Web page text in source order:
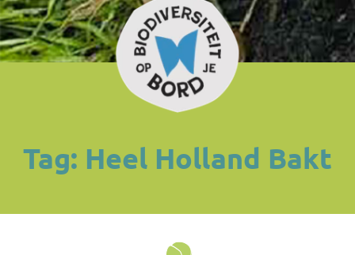
Tag: Heel Holland Bakt